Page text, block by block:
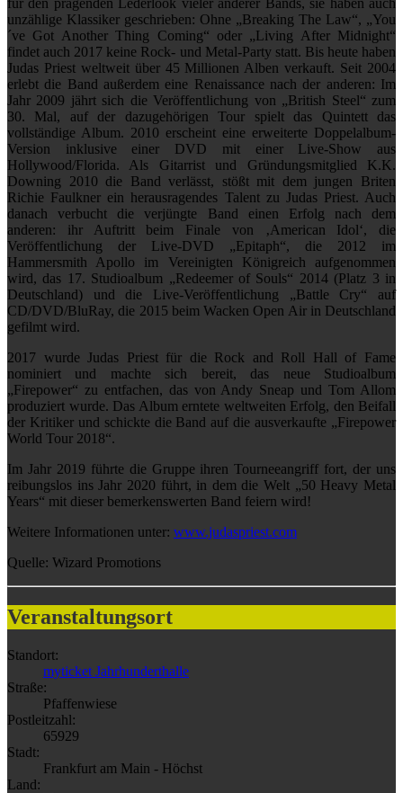
unzählige Klassiker geschrieben: Ohne „Breaking The Law“, „You
´ve Got Another Thing Coming“ oder „Living After Midnight“
findet auch 2017 keine Rock- und Metal-Party statt. Bis heute haben
Judas Priest weltweit über 45 Millionen Alben verkauft. Seit 2004
erlebt die Band außerdem eine Renaissance nach der anderen: Im
Jahr 2009 jährt sich die Veröffentlichung von „British Steel“ zum
30. Mal, auf der dazugehörigen Tour spielt das Quintett das
vollständige Album. 2010 erscheint eine erweiterte Doppelalbum-
Version inklusive einer DVD mit einer Live-Show aus
Hollywood/Florida. Als Gitarrist und Gründungsmitglied K.K.
Downing 2010 die Band verlässt, stößt mit dem jungen Briten
Richie Faulkner ein herausragendes Talent zu Judas Priest. Auch
danach verbucht die verjüngte Band einen Erfolg nach dem
anderen: ihr Auftritt beim Finale von ‚American Idol‘, die
Veröffentlichung der Live-DVD „Epitaph“, die 2012 im
Hammersmith Apollo im Vereinigten Königreich aufgenommen
wird, das 17. Studioalbum „Redeemer of Souls“ 2014 (Platz 3 in
Deutschland) und die Live-Veröffentlichung „Battle Cry“ auf
CD/DVD/BluRay, die 2015 beim Wacken Open Air in Deutschland
gefilmt wird.
2017 wurde Judas Priest für die Rock and Roll Hall of Fame
nominiert und machte sich bereit, das neue Studioalbum
„Firepower“ zu entfachen, das von Andy Sneap und Tom Allom
produziert wurde. Das Album erntete weltweiten Erfolg, den Beifall
der Kritiker und schickte die Band auf die ausverkaufte „Firepower
World Tour 2018“.
Im Jahr 2019 führte die Gruppe ihren Tourneeangriff fort, der uns
reibungslos ins Jahr 2020 führt, in dem die Welt „50 Heavy Metal
Years“ mit dieser bemerkenswerten Band feiern wird!
Weitere Informationen unter: www.judaspriest.com
Quelle: Wizard Promotions
Veranstaltungsort
Standort:
myticket Jahrhunderthalle
Straße:
Pfaffenwiese
Postleitzahl:
65929
Stadt:
Frankfurt am Main - Höchst
Land: